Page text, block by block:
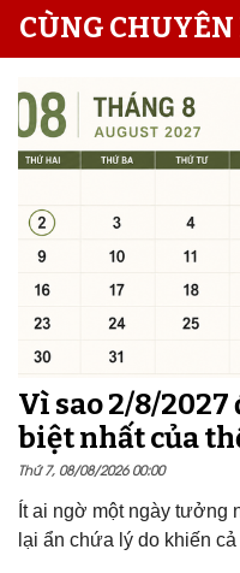
CÙNG CHUYÊN
Vì sao 2/8/2027
biệt nhất của
Thứ 7, 08/08/2026 00:00
Ít ai ngờ một ngày tưởng
lại ẩn chứa lý do khiến